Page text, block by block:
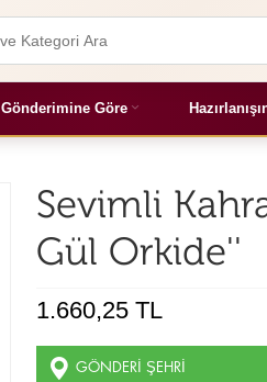
Gönderimine Göre
Sevimli
Gül Orkide''
1.660,25 TL
GÖNDERI ŞEHRI